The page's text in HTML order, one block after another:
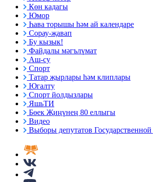
Көн кадагы
Юмор
Һава торышы һәм ай календаре
Сорау-җавап
Бу кызык!
Файдалы мәгълүмат
Аш-су
Спорт
Татар җырлары һәм клиплары
Югалту
Спорт йолдызлары
ЯшьТИ
Бөек Җиңүнең 80 еллыгы
Видео
Выборы депутатов